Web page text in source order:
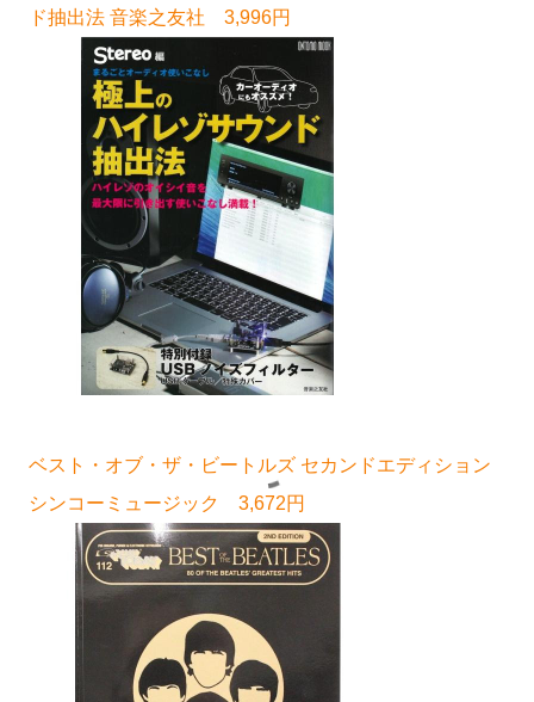
ド抽出法 音楽之友社 3,996円
ベスト・オブ・ザ・ビートルズ セカンドエディション
シンコーミュージック 3,672円